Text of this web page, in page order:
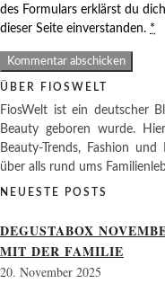
des Formulars erklärst du
dieser Seite einverstanden. *
ÜBER FIOSWELT
FiosWelt ist ein deutscher
Beauty geboren wurde.
Beauty-Trends, Fashion
über alls rund ums
NEUESTE POSTS
DEGUSTABOX
MIT DER FAMILIE
20. November 2025